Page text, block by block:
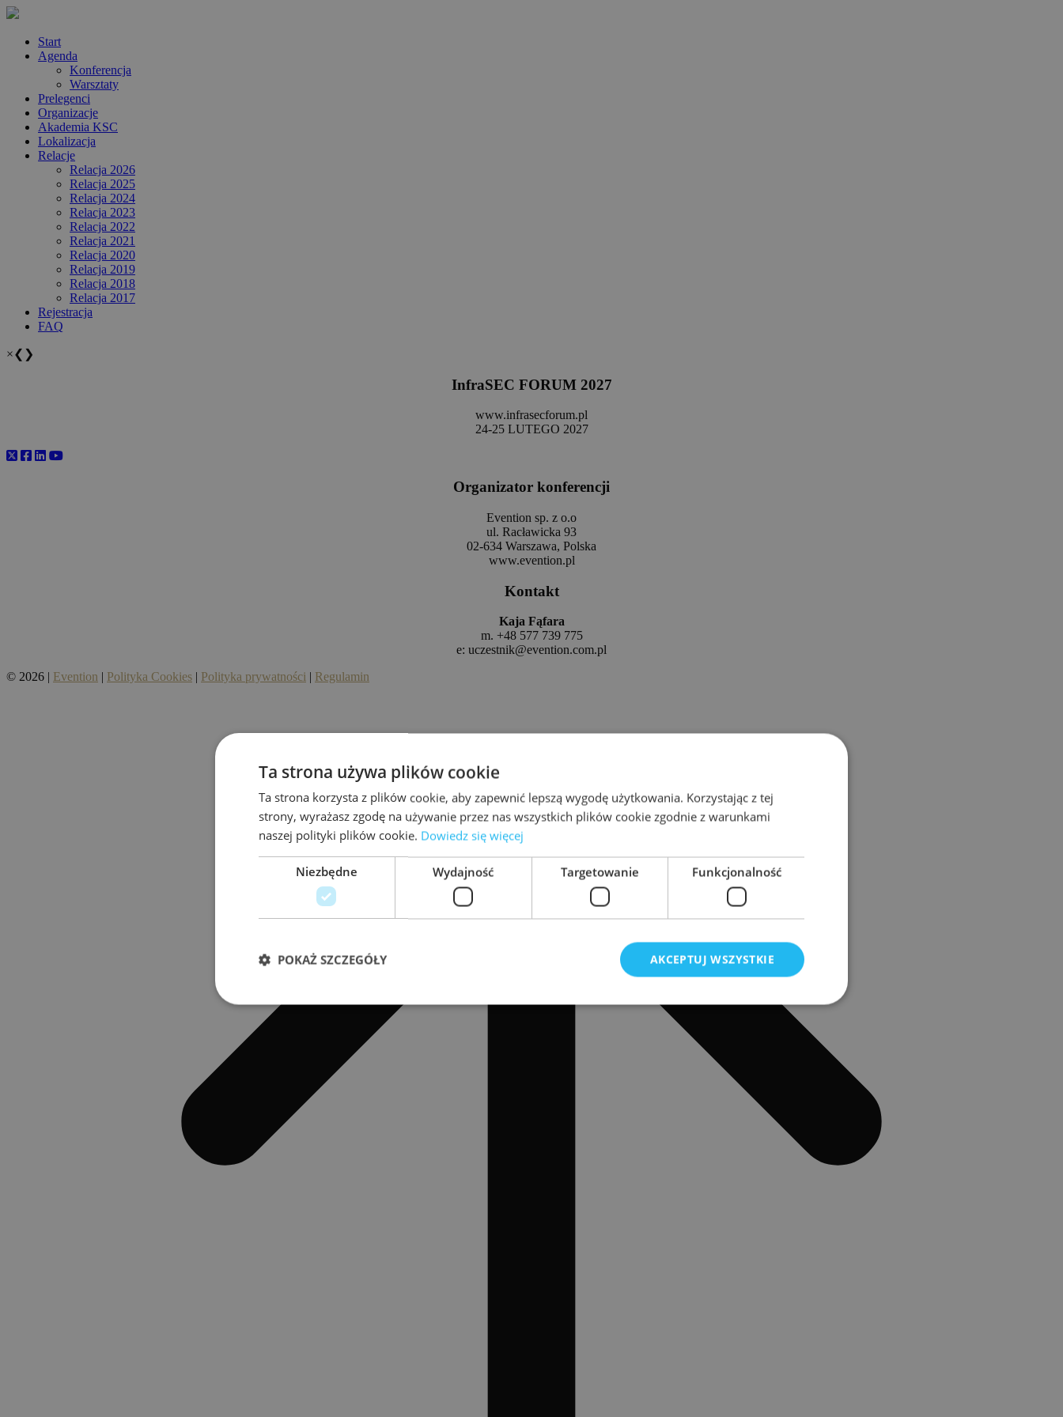
Start
Agenda
Konferencja
Warsztaty
Prelegenci
Organizacje
Akademia KSC
Lokalizacja
Relacje
Relacja 2026
Relacja 2025
Relacja 2024
Relacja 2023
Relacja 2022
Relacja 2021
Relacja 2020
Relacja 2019
Relacja 2018
Relacja 2017
Rejestracja
FAQ
×❮ ❯
InfraSEC FORUM 2027
www.infrasecforum.pl
24-25 LUTEGO 2027
Organizator konferencji
Evention sp. z o.o
ul. Racławicka 93
02-634 Warszawa, Polska
www.evention.pl
Kontakt
Kaja Fąfara
m. +48 577 739 775
e: uczestnik@evention.com.pl
© 2026 | Evention | Polityka Cookies | Polityka prywatności | Regulamin
Ta strona używa plików cookie
Ta strona korzysta z plików cookie, aby zapewnić lepszą wygodę użytkowania. Korzystając z tej
strony, wyrażasz zgodę na używanie przez nas wszystkich plików cookie zgodnie z warunkami
naszej polityki plików cookie. Dowiedz się więcej
Niezbędne Wydajność Targetowanie Funkcjonalność
AKCEPTUJ WSZYSTKIE
POKAŻ SZCZEGÓŁY